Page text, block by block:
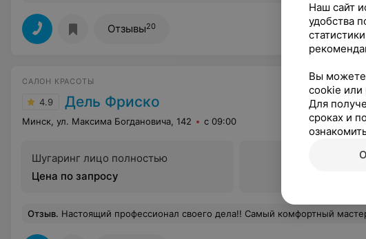
Отзывы20
САЛОН КРАСОТЫ
4.9 Дель Фриско
Минск, ул. Максима Богдановича, 142 с 09:00
Шугаринг лицо полностью
Цена по запросу
Отзыв. Настоящий профессионал своего дела!! Самый комфортный мастер из всех, что я встречала! Огромная благодарность за подход, за беседу и за все
Наш сайт
удобства
Вы можете
cookie или
Для
сроках и